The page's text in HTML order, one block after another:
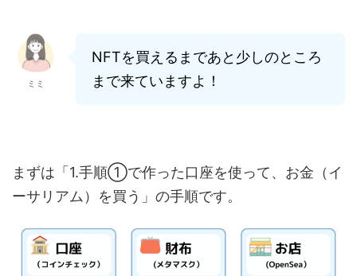
ミミ
NFTを買えるまであと少しのところ
まで来ていますよ！
まずは「1.手順①で作った口座を使って、お金（イ
ーサリアム）を買う」の手順です。